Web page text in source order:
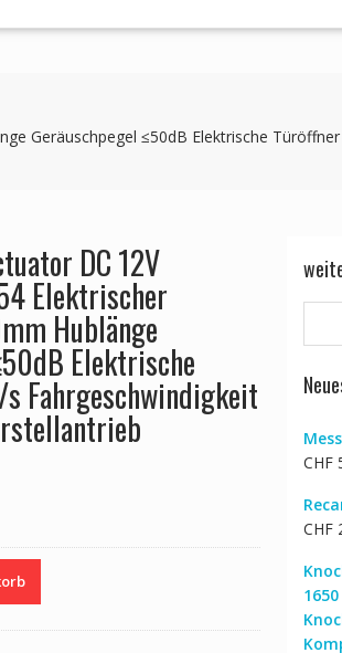
Geräuschpegel ≤50dB Elektrische
DC 12V
Elektrischer
Hublänge
Elektrische
Fahrgeschwindigkeit
CHF
CHF